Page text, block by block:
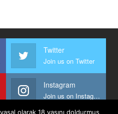
Twitter
Join us on Twitter
Instagram
Join us on Instagram
olarak 18 yaşını doldurmuş